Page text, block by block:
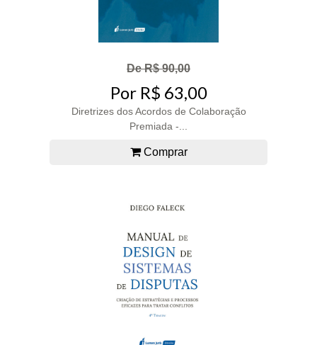
De R$ 90,00
Por R$ 63,00
Diretrizes dos Acordos de Colaboração
Premiada -...
Comprar